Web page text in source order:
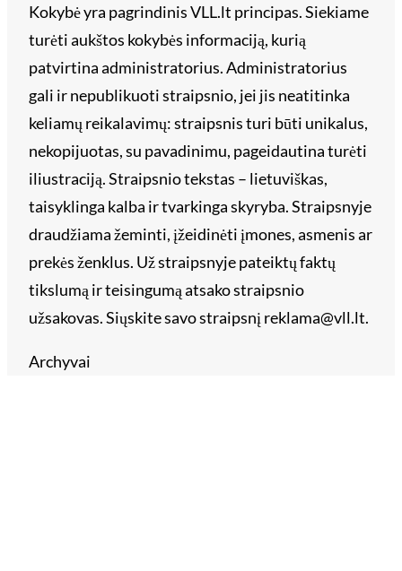
Kokybė yra pagrindinis VLL.lt principas. Siekiame
turėti aukštos kokybės informaciją, kurią
patvirtina administratorius. Administratorius
gali ir nepublikuoti straipsnio, jei jis neatitinka
keliamų reikalavimų: straipsnis turi būti unikalus,
nekopijuotas, su pavadinimu, pageidautina turėti
iliustraciją. Straipsnio tekstas – lietuviškas,
taisyklinga kalba ir tvarkinga skyryba. Straipsnyje
draudžiama žeminti, įžeidinėti įmones, asmenis ar
prekės ženklus. Už straipsnyje pateiktų faktų
tikslumą ir teisingumą atsako straipsnio
užsakovas. Siųskite savo straipsnį reklama@vll.lt.
Archyvai